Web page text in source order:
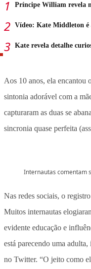
Príncipe William revela
Vídeo: Kate Middleton é
Kate revela detalhe
Aos 10 anos, ela encantou
sintonia adorável com a
capturaram as duas se
sincronia quase perfeita
Internautas comentam
Nas redes sociais, o
Muitos internautas
evidente educação e
está parecendo uma
no Twitter. “O jeito como